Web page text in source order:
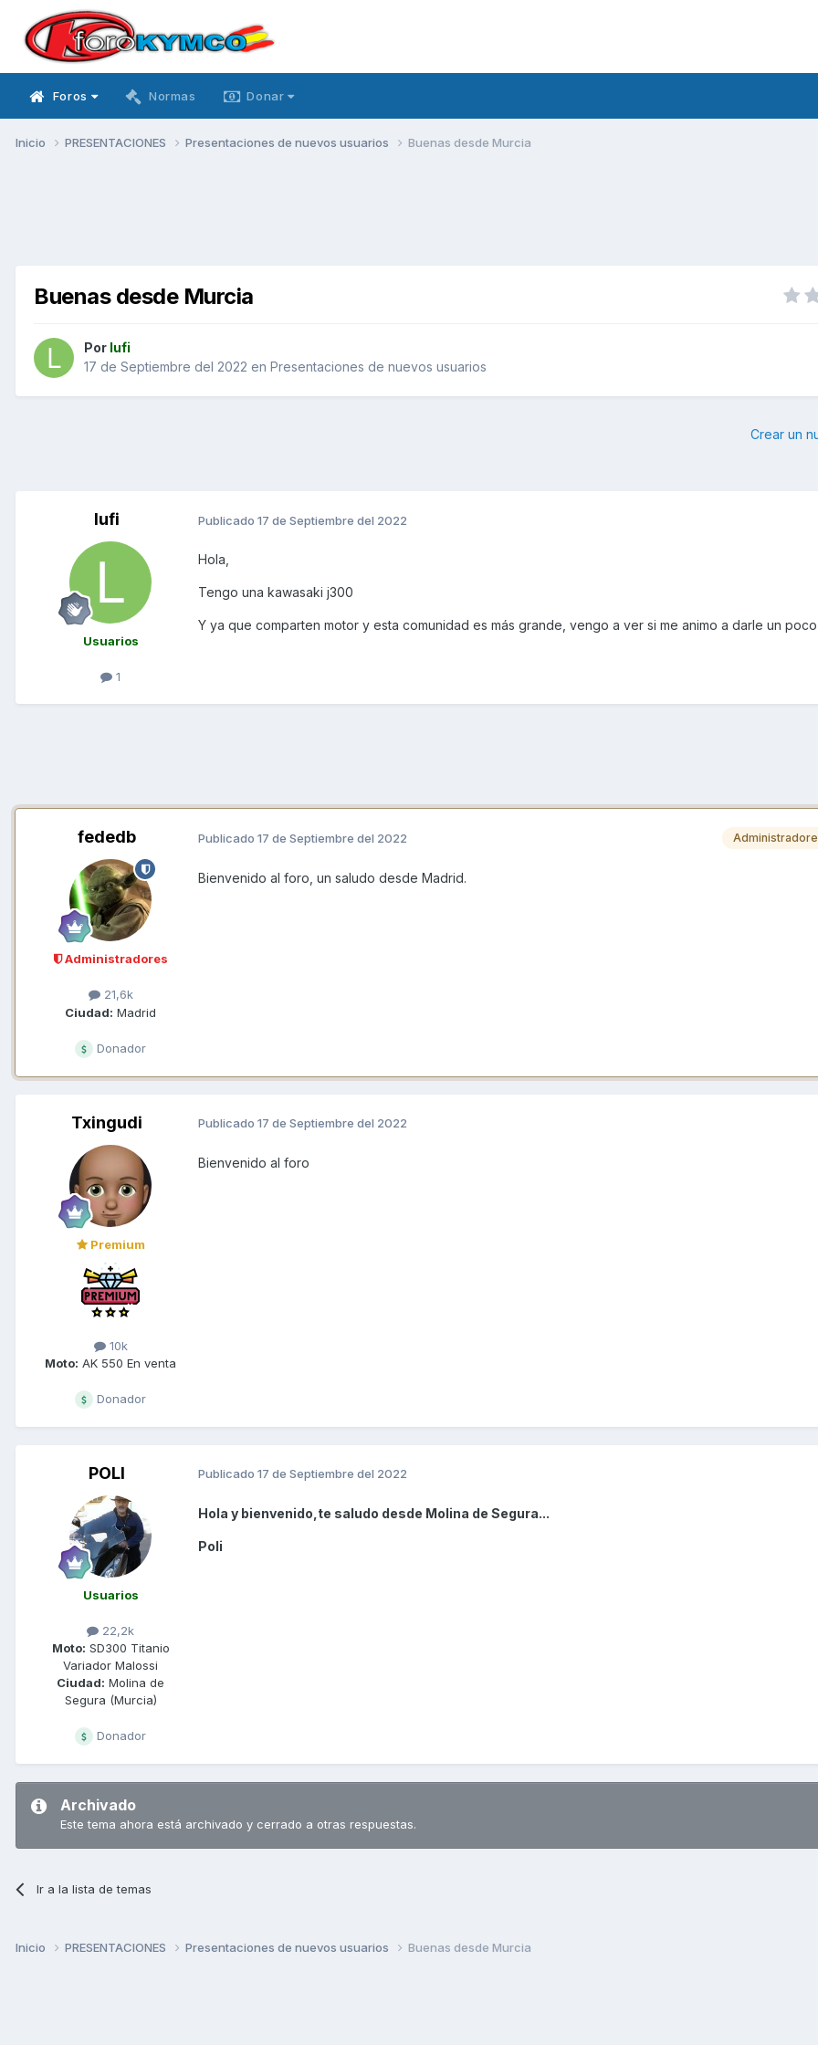
Foros Normas Donar
Inicio PRESENTACIONES Presentaciones de nuevos usuarios Buenas desde Murcia
Buenas desde Murcia
Por lufi
17 de Septiembre del 2022 en Presentaciones de nuevos usuarios
Crear un
lufi
Usuarios
1
Publicado 17 de Septiembre del 2022
Hola,
Tengo una kawasaki j300
Y ya que comparten motor y esta comunidad es más grande, vengo a ver si me animo a darle un
fededb
Administradores
21,6k
Ciudad: Madrid
Donador
Publicado 17 de Septiembre del 2022
Bienvenido al foro, un saludo desde Madrid.
Txingudi
Premium
10k
Moto: AK 550 En venta
Donador
Publicado 17 de Septiembre del 2022
Bienvenido al foro
POLI
Usuarios
22,2k
Moto: SD300 Titanio
Variador Malossi
Ciudad: Molina de
Segura (Murcia)
Donador
Publicado 17 de Septiembre del 2022
Hola y bienvenido,te saludo desde Molina de Segura...
Poli
Archivado
Este tema ahora está archivado y cerrado a otras respuestas.
Ir a la lista de temas
Inicio PRESENTACIONES Presentaciones de nuevos usuarios Buenas desde Murcia